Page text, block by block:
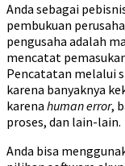
Anda sebagai
pembukuan
pengusaha adalah
mencatat
Pencatatan melalui
karena banyaknya
karena human error,
proses, dan lain-lain.
Anda bisa